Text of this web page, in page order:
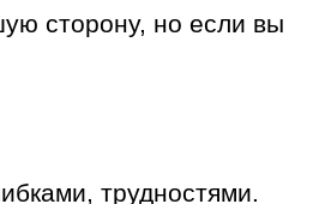
сторону, но если вы
трудностями.